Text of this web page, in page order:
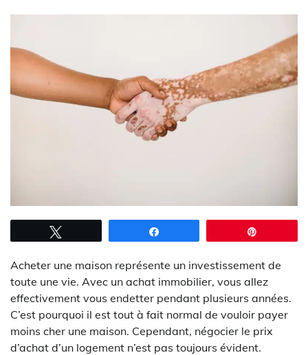
Acheter une maison représente un investissement de
toute une vie. Avec un achat immobilier, vous allez
effectivement vous endetter pendant plusieurs années.
C’est pourquoi il est tout à fait normal de vouloir payer
moins cher une maison. Cependant, négocier le prix
d’achat d’un logement n’est pas toujours évident.